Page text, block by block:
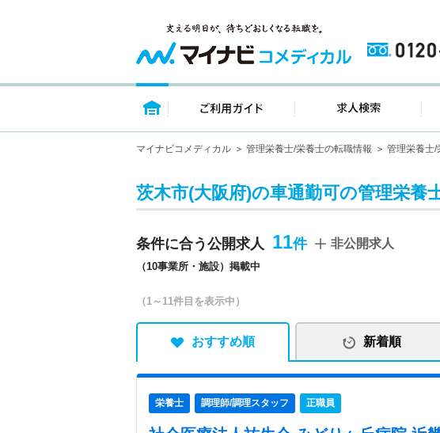
トップページ ご利用ガイド 求
マイナビコメディカル 管理栄養士/栄養士の転職情報 管理栄養士/
茨木市(大阪府)の車通勤可の管理栄養
条件に合う公開求人 11
（10事業所・施設）掲載中
非公開求人
（1～11件目を表示中）
おすすめ順 新着順
栄養士 調理師/調理スタッフ 正職員